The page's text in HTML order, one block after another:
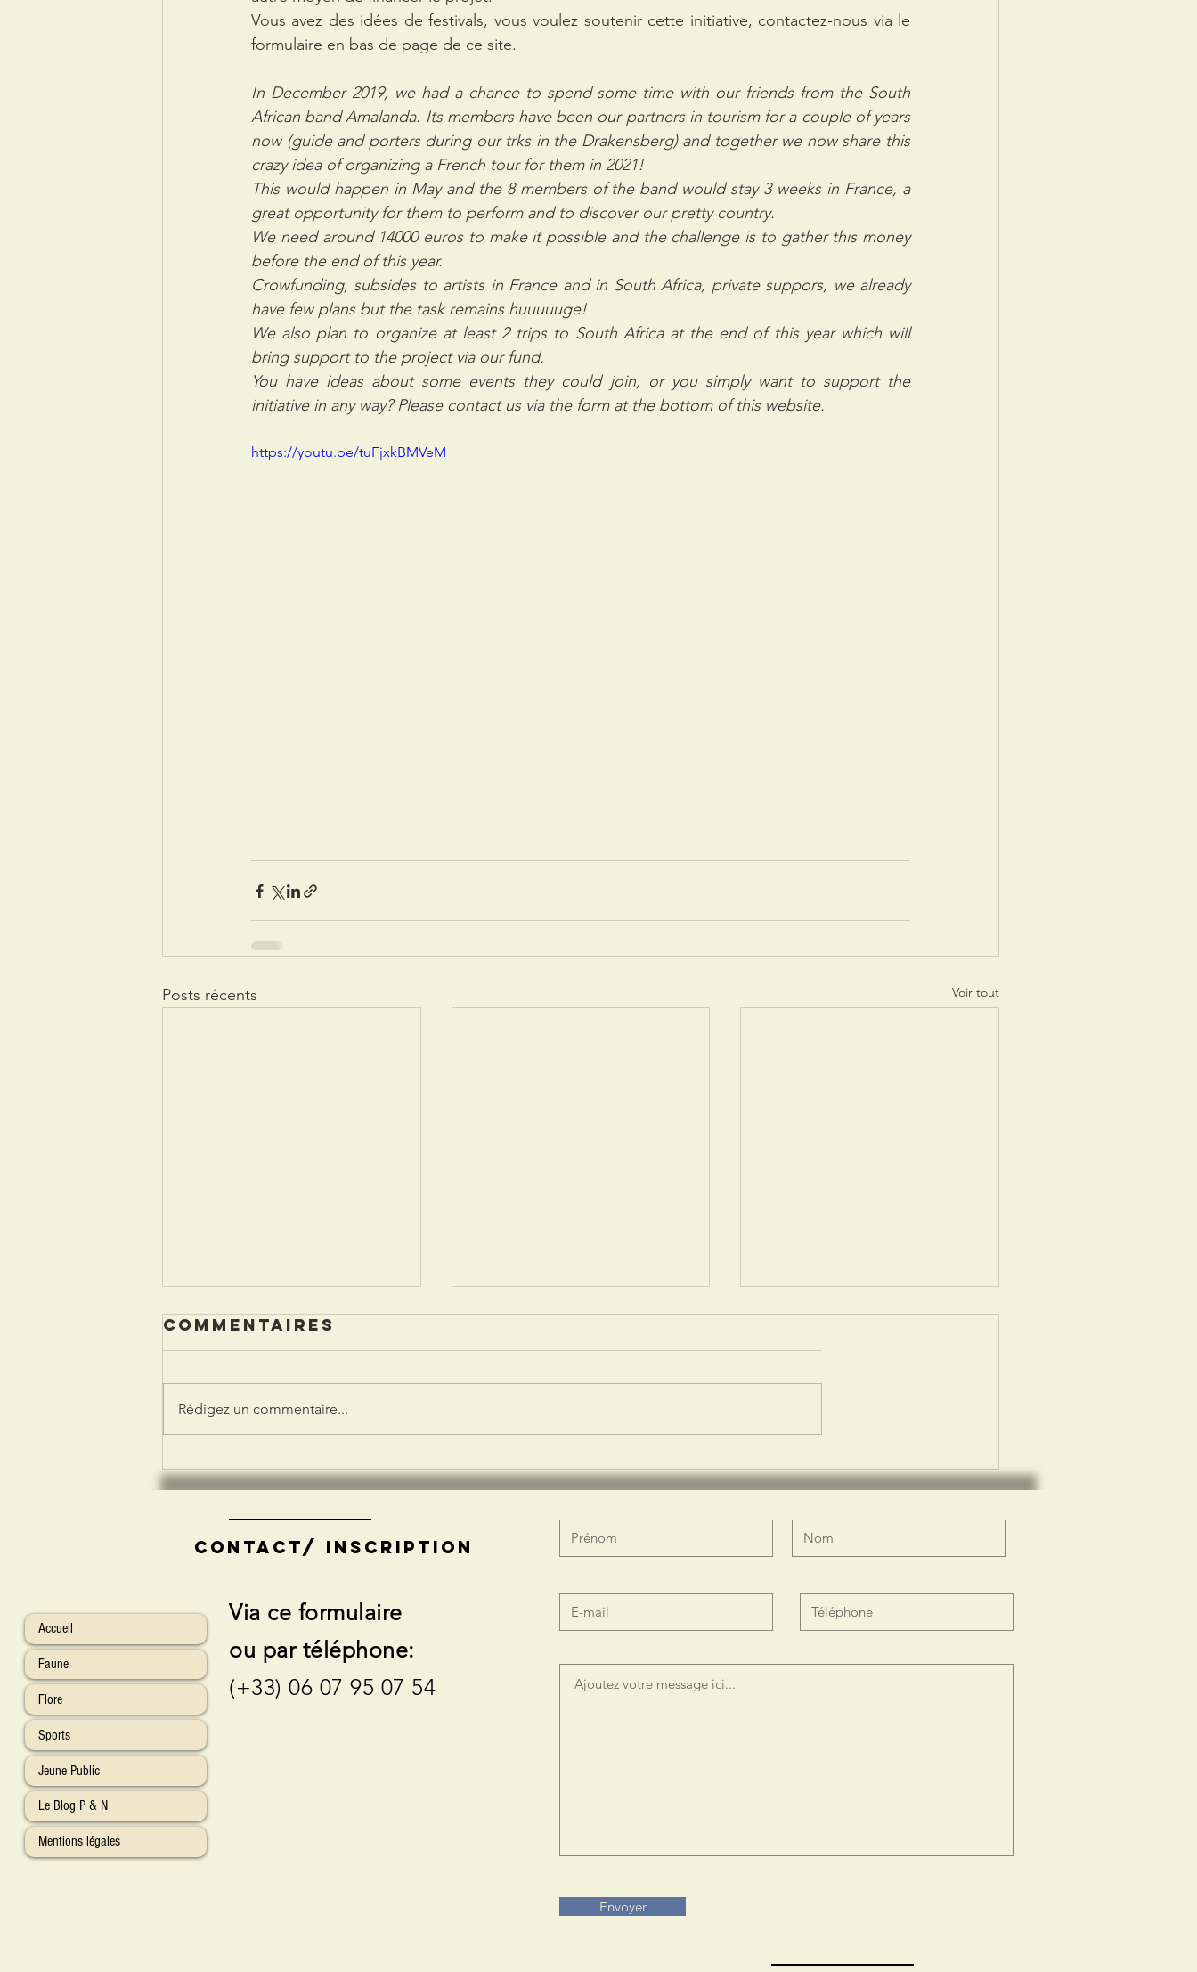
Vous avez des idées de festivals, vous voulez soutenir cette initiative, contactez-nous via le
formulaire en bas de page de ce site.
In December 2019, we had a chance to spend some time with our friends from the South
African band Amalanda. Its members have been our partners in tourism for a couple of years
now (guide and porters during our trks in the Drakensberg) and together we now share this
crazy idea of organizing a French tour for them in 2021!
This would happen in May and the 8 members of the band would stay 3 weeks in France, a
great opportunity for them to perform and to discover our pretty country.
We need around 14000 euros to make it possible and the challenge is to gather this money
before the end of this year.
Crowfunding, subsides to artists in France and in South Africa, private suppors, we already
have few plans but the task remains huuuuuge!
We also plan to organize at least 2 trips to South Africa at the end of this year which will
bring support to the project via our fund.
You have ideas about some events they could join, or you simply want to support the
initiative in any way? Please contact us via the form at the bottom of this website.
https://youtu.be/tuFjxkBMVeM
Posts récents Voir tout
Dauphiné
Libéré 04
grande draille
2026
Dauphiné
libéré 3 mai
Commentaires
Rédigez un commentaire...
contact/ inscription
Accueil
Faune
Flore
Sports
Jeune Public
Le Blog P & N
Mentions légales
Via ce formulaire
ou par téléphone:
(+33) 06 07 95 07 54
Envoyer